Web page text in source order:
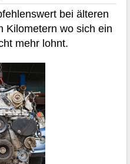
bei älteren
Kilometern wo sich ein
mehr lohnt.